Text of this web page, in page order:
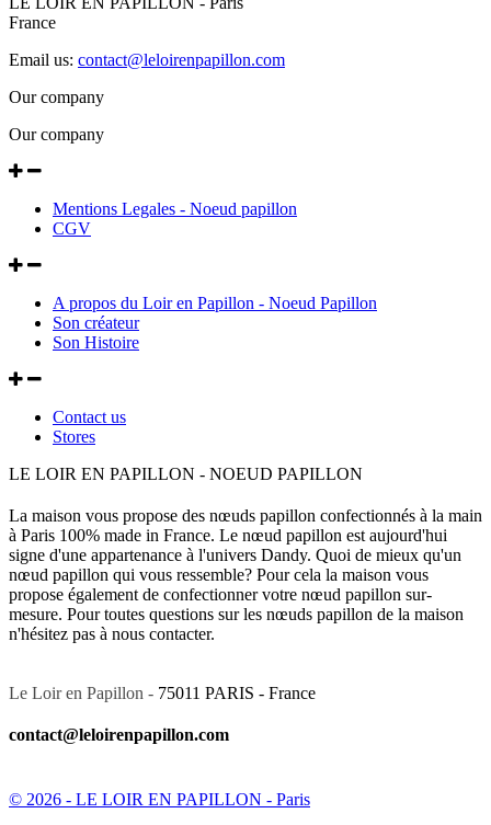
France
Email us: contact@leloirenpapillon.com
Our company
Our company
Mentions Legales - Noeud papillon
CGV
A propos du Loir en Papillon - Noeud Papillon
Son créateur
Son Histoire
Contact us
Stores
LE LOIR EN PAPILLON - NOEUD PAPILLON
La maison vous propose des nœuds papillon confectionnés à la main
à Paris 100% made in France. Le nœud papillon est aujourd'hui
signe d'une appartenance à l'univers Dandy. Quoi de mieux qu'un
nœud papillon qui vous ressemble? Pour cela la maison vous
propose également de confectionner votre nœud papillon sur-
mesure. Pour toutes questions sur les nœuds papillon de la maison
n'hésitez pas à nous contacter.
Le Loir en Papillon - 75011 PARIS - France
contact@leloirenpapillon.com
© 2026 - LE LOIR EN PAPILLON - Paris